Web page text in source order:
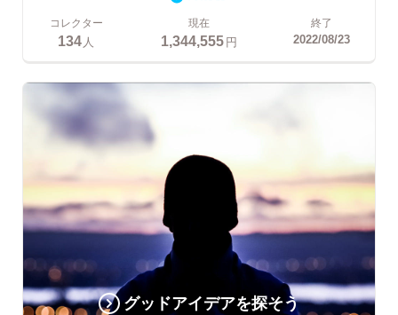
コレクター
134 人
現在
1,344,555円
終了
2022/08/23
グッドアイデアを探そう